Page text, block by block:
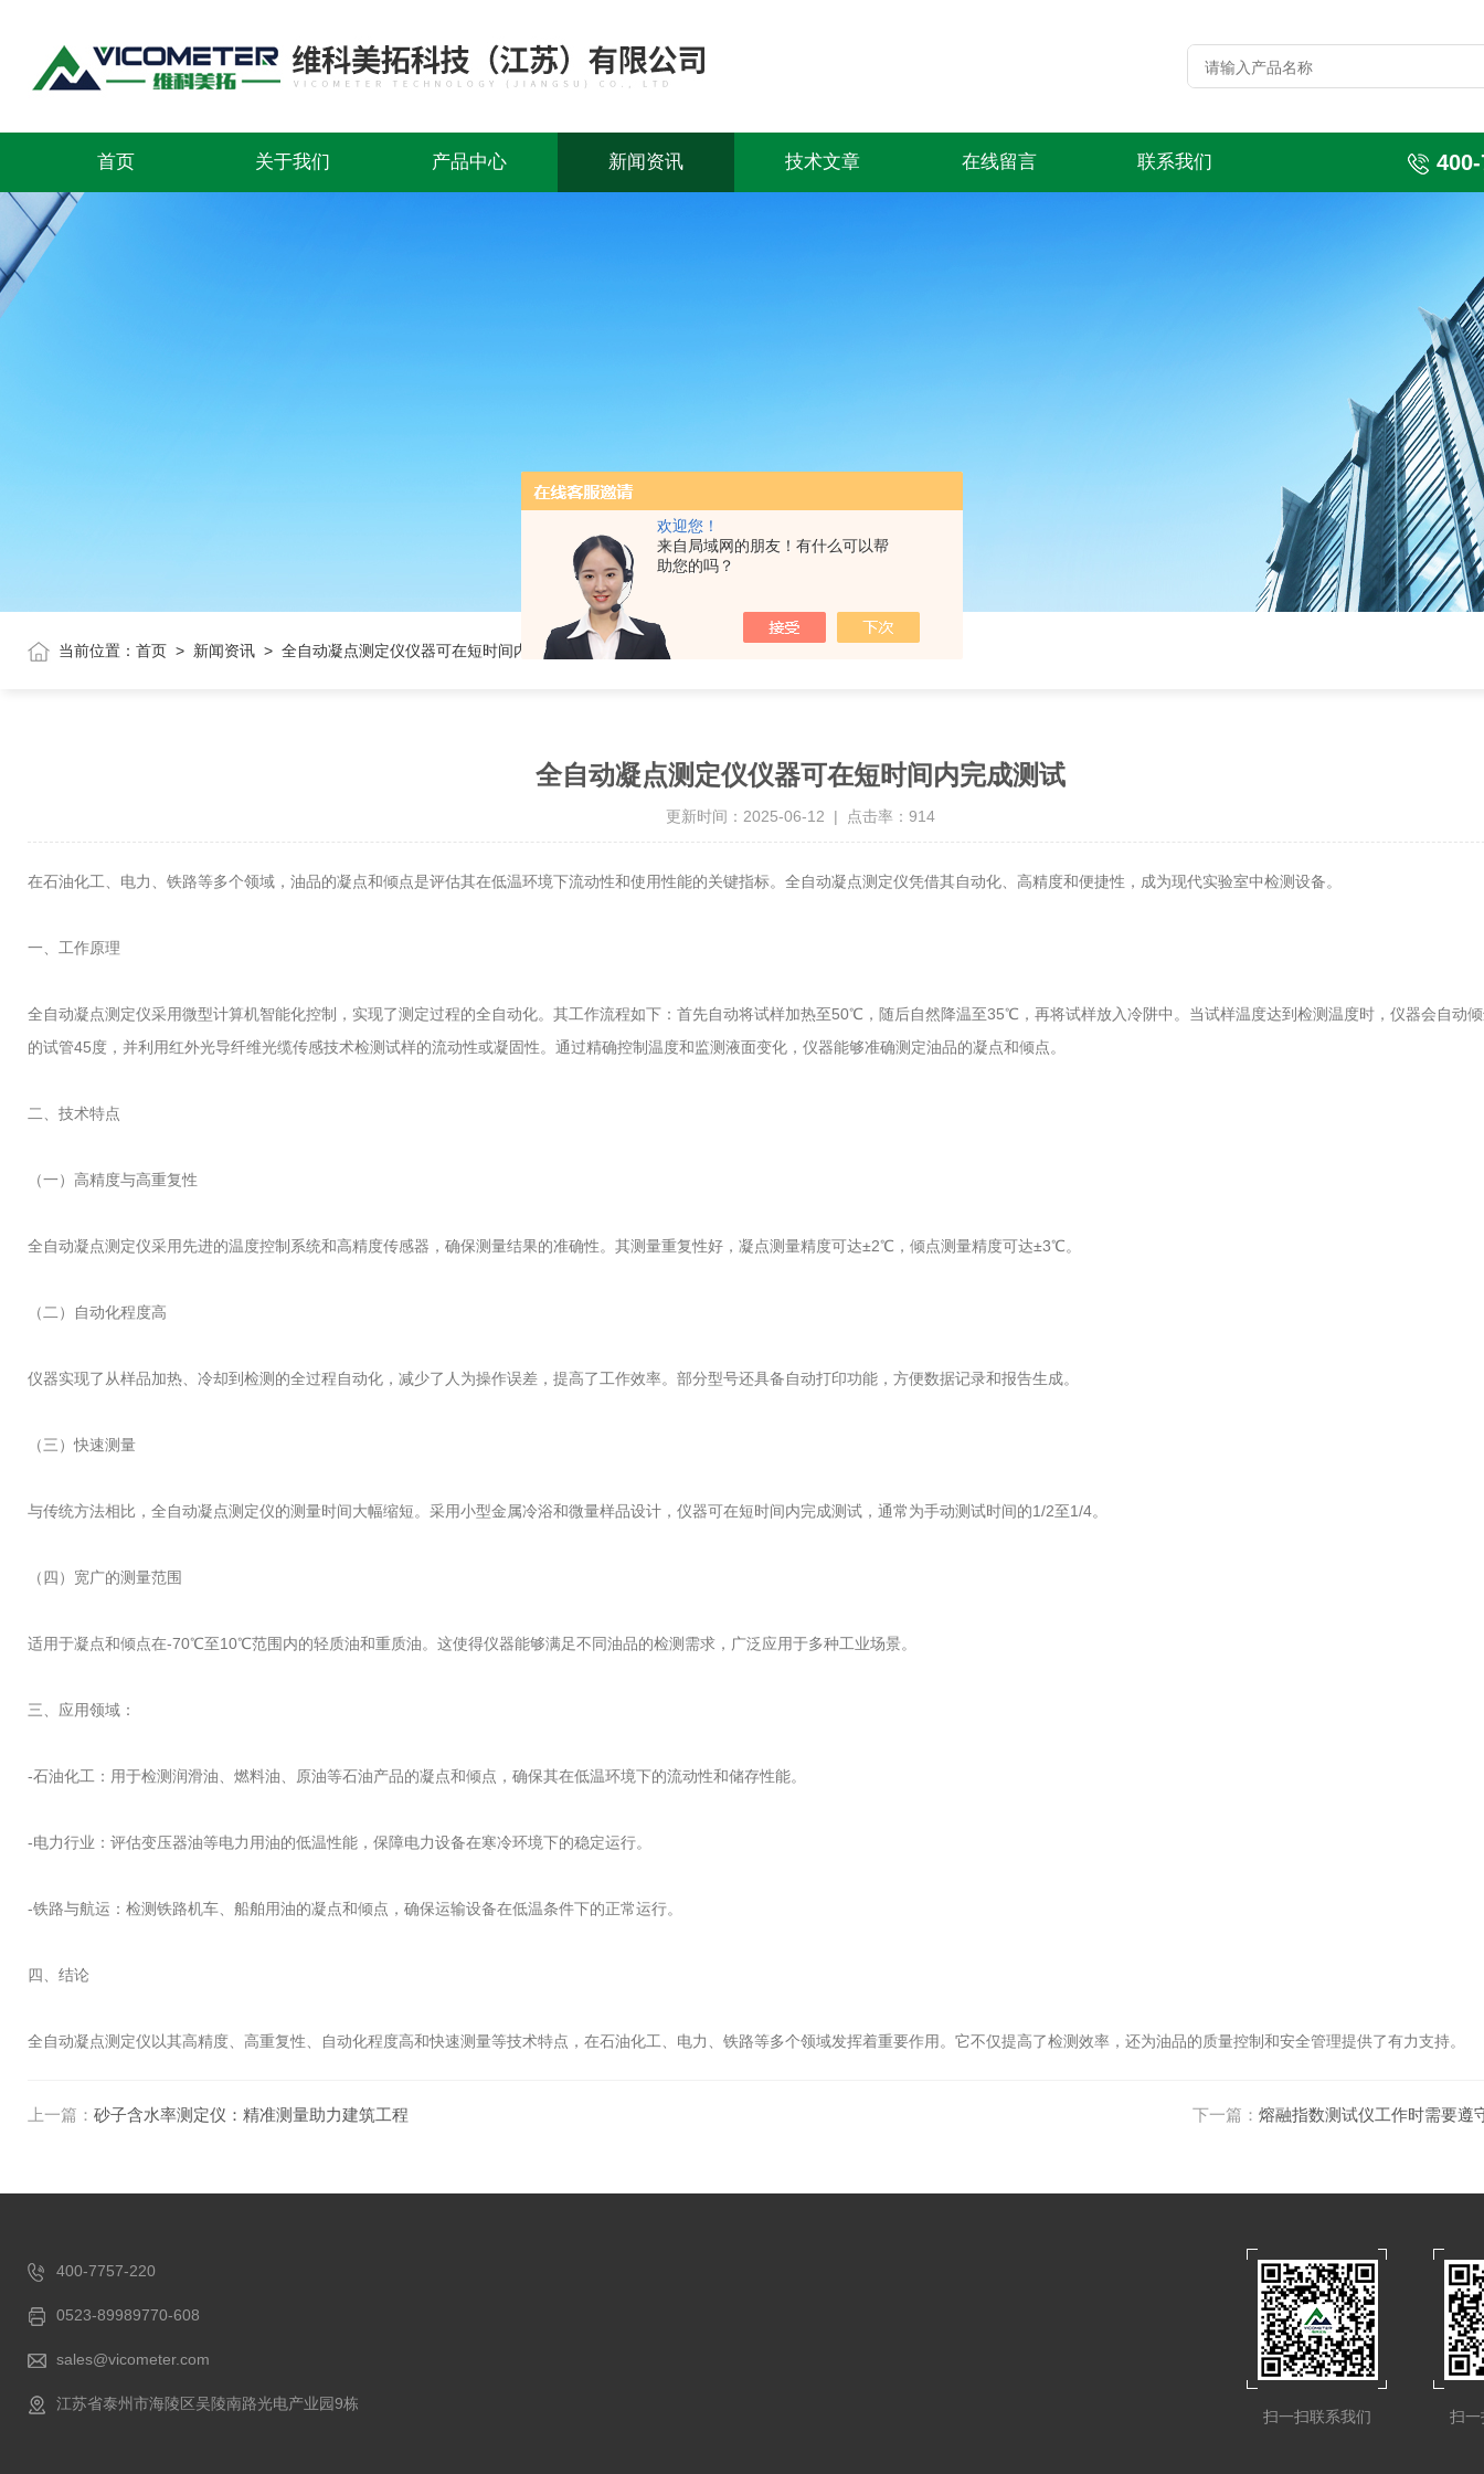
欢迎您！
来自局域网的朋友！有什么可以帮
助您的吗？
首页 关于我们 产品中心 新闻资讯 技术文章 在线留言 联系我们
当前位置： 首页 > 新闻资讯 > 全自动凝点测定仪仪器可在短时间内完成测试
全自动凝点测定仪仪器可在短时间内完成测试
更新时间：2025-06-12 | 点击率：914
在石油化工、电力、铁路等多个领域，油品的凝点和倾点是评估其在低温环境下流动性和使用性能的关键指标。全自动凝点测定仪凭借其自动化、高精度和便捷性，成为现代实验室中检测设备。
一、工作原理
全自动凝点测定仪采用微型计算机智能化控制，实现了测定过程的全自动化。其工作流程如下：首先自动将试样加热至50℃，随后自然降温至35℃，再将试样放入冷阱中。当试样温度达到检测温度时，仪器会自动
的试管45度，并利用红外光导纤维光缆传感技术检测试样的流动性或凝固性。通过精确控制温度和监测液面变化，仪器能够准确测定油品的凝点和倾点。
二、技术特点
（一）高精度与高重复性
全自动凝点测定仪采用先进的温度控制系统和高精度传感器，确保测量结果的准确性。其测量重复性好，凝点测量精度可达±2℃，倾点测量精度可达±3℃。
（二）自动化程度高
仪器实现了从样品加热、冷却到检测的全过程自动化，减少了人为操作误差，提高了工作效率。部分型号还具备自动打印功能，方便数据记录和报告生成。
（三）快速测量
与传统方法相比，全自动凝点测定仪的测量时间大幅缩短。采用小型金属冷浴和微量样品设计，仪器可在短时间内完成测试，通常为手动测试时间的1/2至1/4。
（四）宽广的测量范围
适用于凝点和倾点在-70℃至10℃范围内的轻质油和重质油。这使得仪器能够满足不同油品的检测需求，广泛应用于多种工业场景。
三、应用领域：
-石油化工：用于检测润滑油、燃料油、原油等石油产品的凝点和倾点，确保其在低温环境下的流动性和储存性能。
-电力行业：评估变压器油等电力用油的低温性能，保障电力设备在寒冷环境下的稳定运行。
-铁路与航运：检测铁路机车、船舶用油的凝点和倾点，确保运输设备在低温条件下的正常运行。
四、结论
全自动凝点测定仪以其高精度、高重复性、自动化程度高和快速测量等技术特点，在石油化工、电力、铁路等多个领域发挥着重要作用。它不仅提高了检测效率，还为油品的质量控制和安全管理提供了有力支持。
上一篇： 砂子含水率测定仪：精准测量助力建筑工程 下一篇： 熔融指数测试仪工作时需要遵
400-7757-220
0523-89989770-608
sales@vicometer.com
江苏省泰州市海陵区吴陵南路光电产业园9栋
扫一
扫一扫联系我们